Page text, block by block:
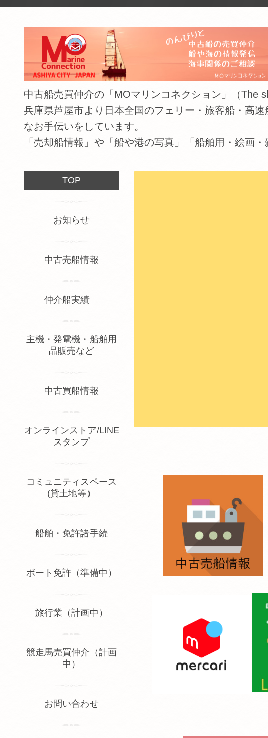
中古船売買仲介の「MOマリンコネクション」（The
兵庫県芦屋市より日本全国のフェリー・旅客船・高
なお手伝いをしています。
「売却船情報」や「船や港の写真」「船舶用・絵画
TOP
お知らせ
中古売船情報
仲介船実績
主機・発電機・船舶用
品販売など
中古買船情報
オンラインストア/LINE
スタンプ
コミュニティスペース
(貸土地等）
船舶・免許諸手続
ボート免許（準備中）
旅行業（計画中）
競走馬売買仲介（計画
中）
お問い合わせ